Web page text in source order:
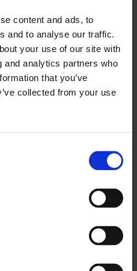
content and ads, to
and to analyse our traffic.
your use of our site with
and analytics partners who
that you’ve
collected from your use
– tai nuo
Žemės ūkio laukai
apdoroti didelius kiekius
atlikus kapitalinį
technologijas.
svarbiausių žemės ūkio
patenkinti didėjantį maisto
pasaulyje pervertinti
pernelyg didelė.
didinančio vandens